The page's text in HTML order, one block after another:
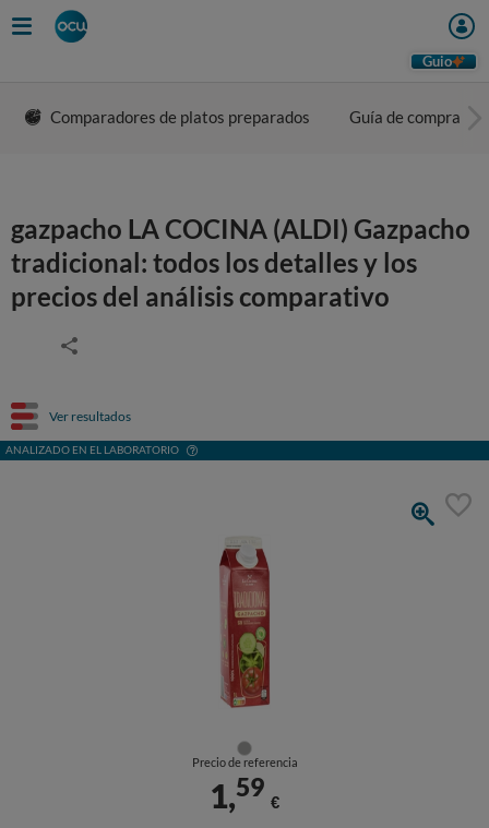
Guio
Comparadores de platos preparados Guía de compra
gazpacho LA COCINA (ALDI) Gazpacho
tradicional: todos los detalles y los
precios del análisis comparativo
Ver resultados
ANALIZADO EN EL LABORATORIO
Precio de referencia
1,59
€